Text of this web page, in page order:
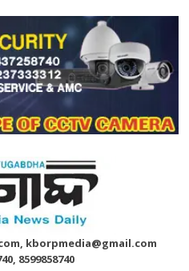
kborpmedia@gmail.com
8599858740